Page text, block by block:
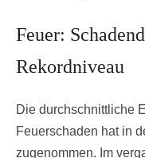
Feuer:
Rekordniveau
Die durchschnittliche
Feuerschaden hat in
zugenommen. Im